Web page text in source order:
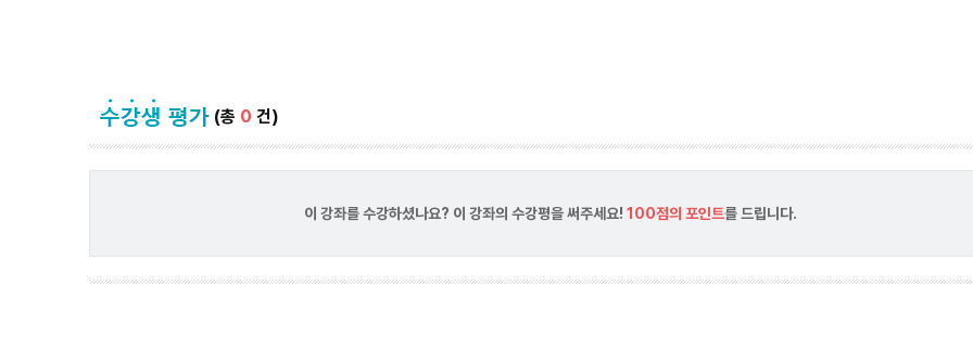
(총 0 건)
이 강좌를 수강하셨나요? 이 강좌의 수강평을 써주세요! 100점의 포인트를 드립니다.